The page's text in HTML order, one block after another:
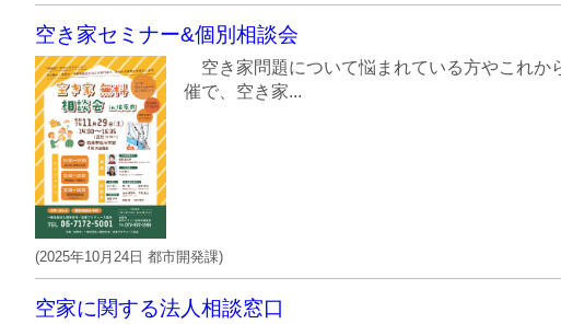
空き家セミナー&個別相談会
空き家問題について悩まれている方やこれか
催で、空き家...
(2025年10月24日 都市開発課)
空家に関する法人相談窓口